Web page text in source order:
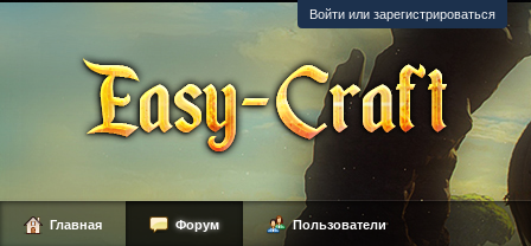
Войти или зарегистрироваться
Главная Форум Пользователи